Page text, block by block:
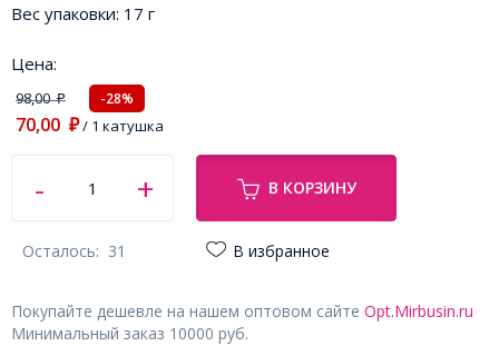
Вес упаковки: 17 г
Цена:
98,00₽ -28%
70,00 ₽/ 1 катушка
В КОРЗИНУ
Осталось: 31 В избранное
Покупайте дешевле на нашем оптовом сайте Opt.Mirbusin.ru
Минимальный заказ 10000 руб.